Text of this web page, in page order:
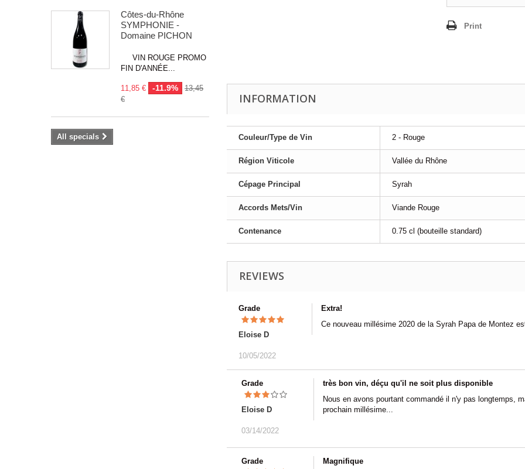
Côtes-du-Rhône
SYMPHONIE -
Domaine PICHON
VIN ROUGE PROMO
FIN D'ANNÉE...
11,85 € -11.9%
13,45
€
All specials
Print
INFORMATION
Couleur/Type de Vin 2 - Rouge
Région Viticole Vallée du Rhône
Cépage Principal Syrah
Accords Mets/Vin Viande Rouge
Contenance 0.75 cl (bouteille standard)
REVIEWS
Grade
Eloise D
10/05/2022
Extra!
Ce nouveau millésime 2020 de la Syrah Papa de Montez
Grade
Eloise D
03/14/2022
très bon vin, déçu qu'il ne soit plus disponible
Nous en avons pourtant commandé il n'y pas longtemps,
prochain millésime...
Grade
Magnifique